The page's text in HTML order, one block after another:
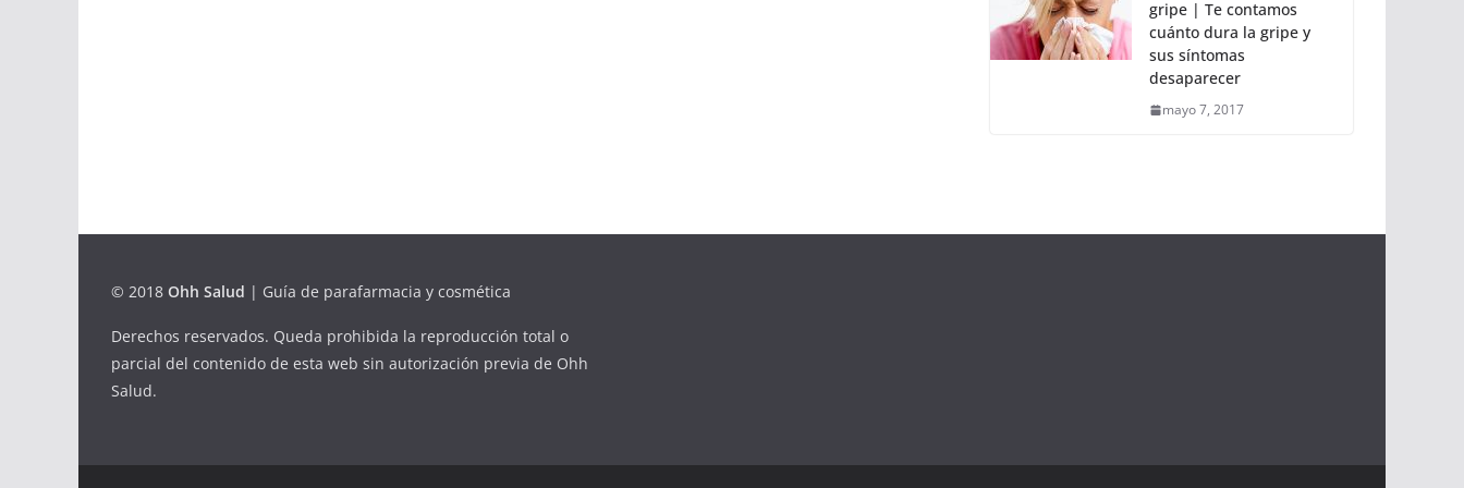
gripe | Te contamos
cuánto dura la gripe y
sus síntomas
desaparecer
mayo 7, 2017
© 2018 Ohh Salud | Guía de parafarmacia y cosmética
Derechos reservados. Queda prohibida la reproducción total o
parcial del contenido de esta web sin autorización previa de Ohh
Salud.